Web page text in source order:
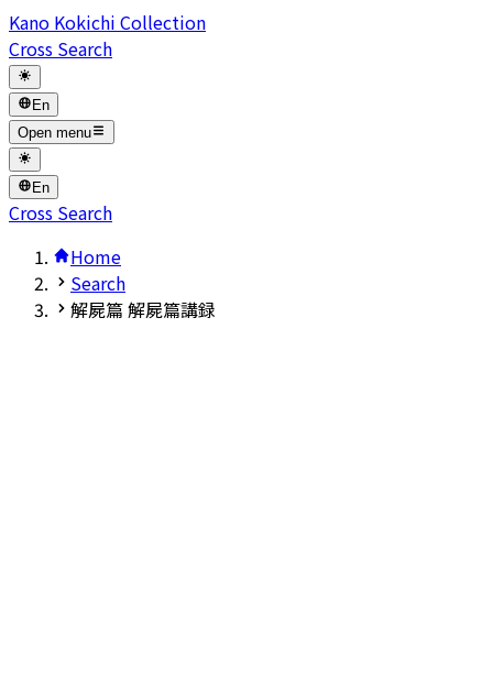
Kano Kokichi Collection
Cross Search
En
Open menu
En
Cross Search
Home
Search
解屍篇 解屍篇講録